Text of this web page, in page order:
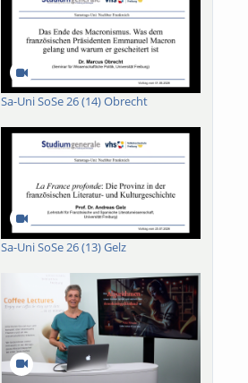
Sa-Uni SoSe 26 (14) Obrecht
Sa-Uni SoSe 26 (13) Gelz